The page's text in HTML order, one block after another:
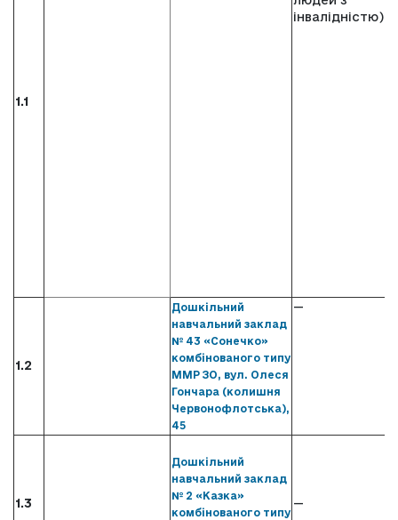
1.1
інвалідністю)
1.2
Дошкільний
навчальний заклад
№ 43 «Сонечко»
комбінованого типу
ММР ЗО, вул. Олеся
Гончара (колишня
Червонофлотська),
45
—
1.3
Дошкільний
навчальний заклад
№ 2 «Казка»
комбінованого типу
—